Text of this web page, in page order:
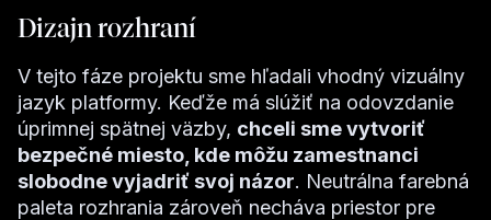
Dizajn rozhraní
V tejto fáze projektu sme hľadali vhodný vizuálny
jazyk platformy. Keďže má slúžiť na odovzdanie
úprimnej spätnej väzby, chceli sme vytvoriť
bezpečné miesto, kde môžu zamestnanci
slobodne vyjadriť svoj názor. Neutrálna farebná
paleta rozhrania zároveň necháva priestor pre